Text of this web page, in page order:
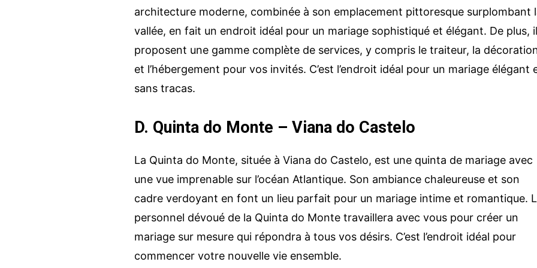
architecture moderne, combinée à son emplacement pittoresque surplombant
vallée, en fait un endroit idéal pour un mariage sophistiqué et élégant. De plus,
proposent une gamme complète de services, y compris le traiteur, la
et l’hébergement pour vos invités. C’est l’endroit idéal pour un mariage élégant
sans tracas.
D. Quinta do Monte – Viana do Castelo
La Quinta do Monte, située à Viana do Castelo, est une quinta de mariage avec
une vue imprenable sur l’océan Atlantique. Son ambiance chaleureuse et son
cadre verdoyant en font un lieu parfait pour un mariage intime et romantique.
personnel dévoué de la Quinta do Monte travaillera avec vous pour créer un
mariage sur mesure qui répondra à tous vos désirs. C’est l’endroit idéal pour
commencer votre nouvelle vie ensemble.